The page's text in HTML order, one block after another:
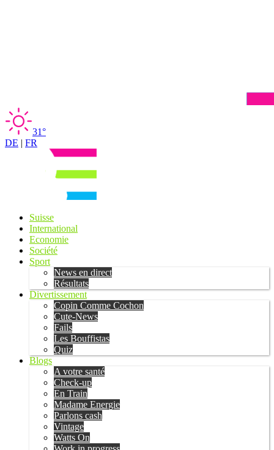
31°
DE | FR
Suisse
International
Economie
Société
Sport
News en direct
Résultats
Divertissement
Copin Comme Cochon
Cute-News
Fails
Les Bouffistas
Quiz
Blogs
A votre santé
Check-up
En Train
Madame Energie
Parlons cash
Vintage
Watts On